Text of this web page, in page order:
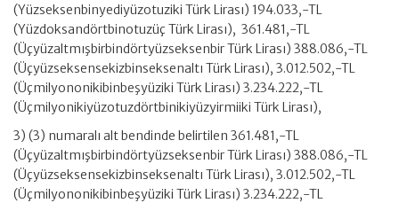
(Yüzseksenbinyediyüzotuziki Türk Lirası) 194.033,-TL
(Yüzdoksandörtbinotuzüç Türk Lirası), 361.481,-TL
(Üçyüzaltmışbirbindörtyüzseksenbir Türk Lirası) 388.086,-TL
(Üçyüzseksensekizbinseksenaltı Türk Lirası), 3.012.502,-TL
(Üçmilyononikibinbeşyüziki Türk Lirası) 3.234.222,-TL
(Üçmilyonikiyüzotuzdörtbinikiyüzyirmiiki Türk Lirası),
3) (3) numaralı alt bendinde belirtilen 361.481,-TL
(Üçyüzaltmışbirbindörtyüzseksenbir Türk Lirası) 388.086,-TL
(Üçyüzseksensekizbinseksenaltı Türk Lirası), 3.012.502,-TL
(Üçmilyononikibinbeşyüziki Türk Lirası) 3.234.222,-TL